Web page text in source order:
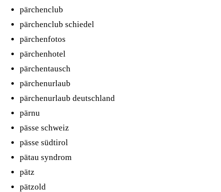
pärchenclub
pärchenclub schiedel
pärchenfotos
pärchenhotel
pärchentausch
pärchenurlaub
pärchenurlaub deutschland
pärnu
pässe schweiz
pässe südtirol
pätau syndrom
pätz
pätzold